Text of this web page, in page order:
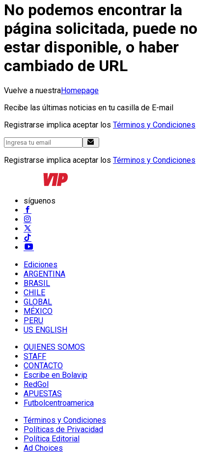
No podemos encontrar la
página solicitada, puede no
estar disponible, o haber
cambiado de URL
Vuelve a nuestraHomepage
Recibe las últimas noticias en tu casilla de E-mail
Registrarse implica aceptar los Términos y Condiciones
Registrarse implica aceptar los Términos y Condiciones
síguenos
Ediciones
ARGENTINA
BRASIL
CHILE
GLOBAL
MÉXICO
PERU
US ENGLISH
QUIENES SOMOS
STAFF
CONTACTO
Escribe en Bolavip
RedGol
APUESTAS
Futbolcentroamerica
Términos y Condiciones
Políticas de Privacidad
Política Editorial
Ad Choices